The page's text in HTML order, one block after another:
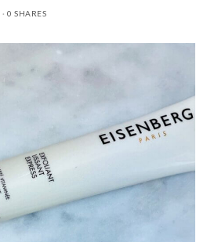
0 SHARES